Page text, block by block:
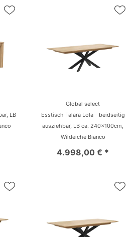
LB
Global select
Esstisch Talara Lola - beidseitig
ausziehbar, LB ca. 240x100cm,
Wildeiche Bianco
4.998,00 € *